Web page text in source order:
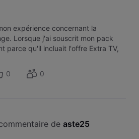
expérience concernant la
Lorsque j'ai souscrit mon pack
parce qu'il incluait l'offre Extra TV,
m
0 0
de aste25